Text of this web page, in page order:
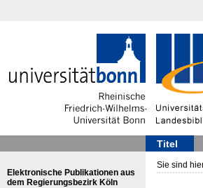
Titel
Elektronische Publikationen aus
dem Regierungsbezirk Köln
Sie sind